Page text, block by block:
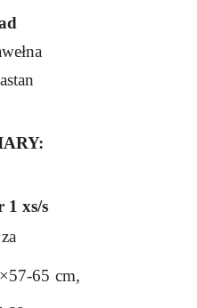
1 xs/s
65 cm,